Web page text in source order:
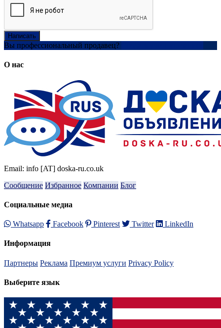
Написать
Вы профессиональный продавец?
О нас
Email: info [AT] doska-ru.co.uk
Сообщение Избранное Компании Блог
Социальные медиа
Whatsapp Facebook Pinterest Twitter LinkedIn
Информация
Партнеры Реклама Премиум услуги Privacy Policy
Выберите язык